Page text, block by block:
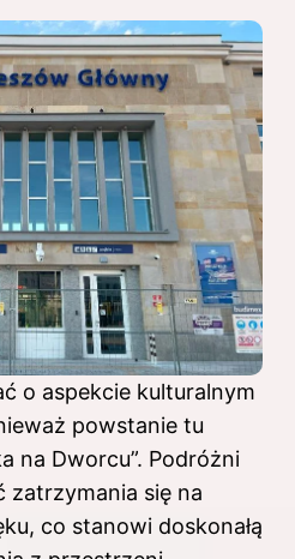
o aspekcie kulturalnym
powstanie tu
na Dworcu”. Podróżni
zatrzymania się na
co stanowi doskonałą